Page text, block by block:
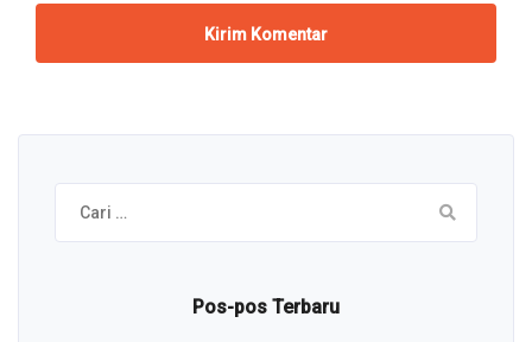
Cari
untuk:
Pos-pos Terbaru